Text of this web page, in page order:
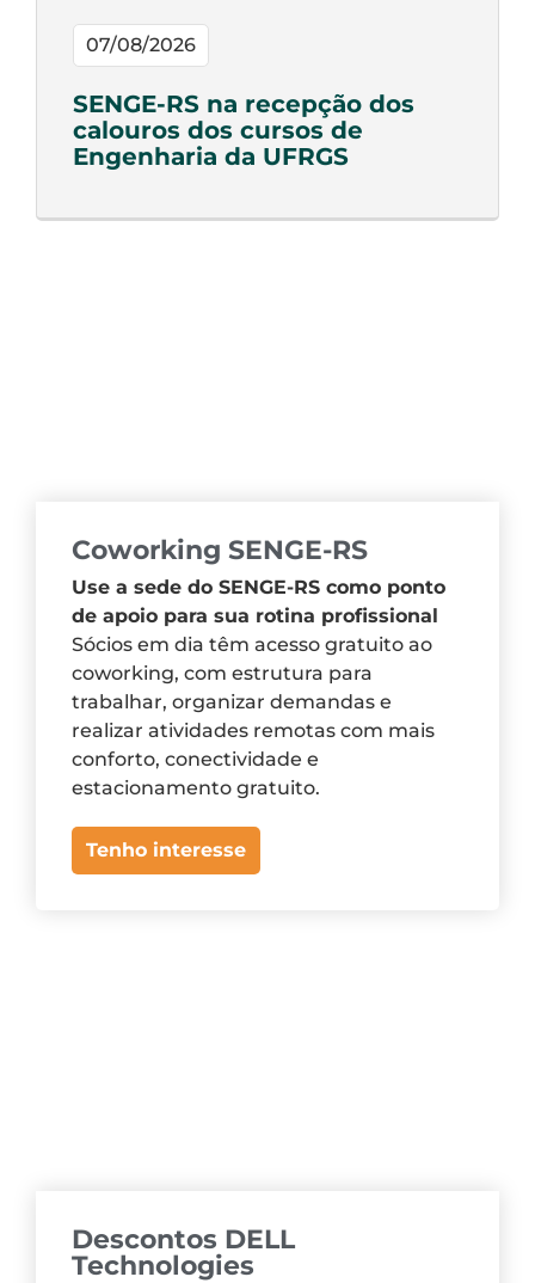
07/08/2026
SENGE-RS na recepção dos
calouros dos cursos de
Engenharia da UFRGS
Coworking SENGE-RS
Use a sede do SENGE-RS como ponto
de apoio para sua rotina profissional
Sócios em dia têm acesso gratuito ao
coworking, com estrutura para
trabalhar, organizar demandas e
realizar atividades remotas com mais
conforto, conectividade e
estacionamento gratuito.
Tenho interesse
Descontos DELL
Technologies